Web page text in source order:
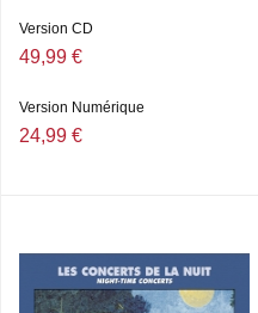
Version CD
49,99 €
Version Numérique
24,99 €